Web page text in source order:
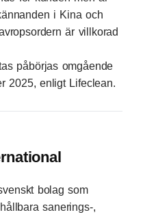
i Kina och
är villkorad
påbörjas omgående
2025, enligt Lifeclean.
bolag som
sanerings-,